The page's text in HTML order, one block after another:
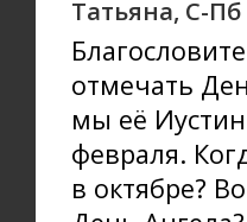
Татьяна, С-Пб
отмечать
мы её
февраля.
в октябре?